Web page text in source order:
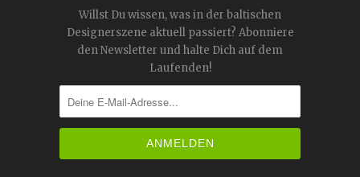
Willst Du wissen, was in der baltischen
Designerszene aktuell passiert? Abonniere
den Newsletter und halte Dich auf dem
Laufenden!